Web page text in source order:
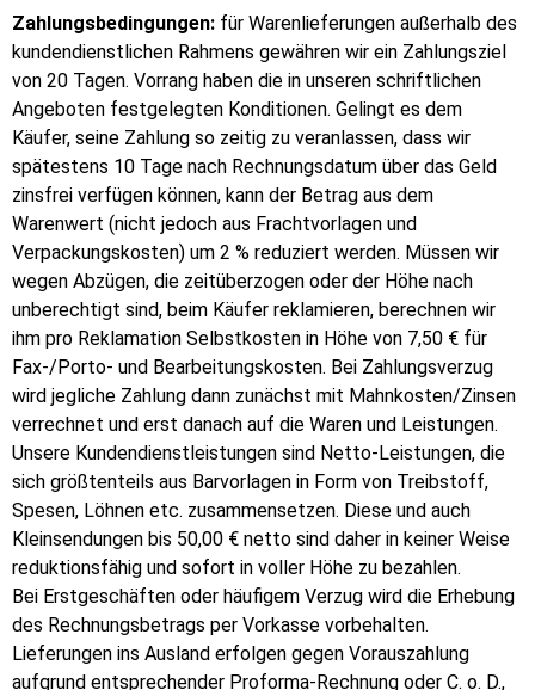
Zahlungsbedingungen: für Warenlieferungen außerhalb des
kundendienstlichen Rahmens gewähren wir ein Zahlungsziel
von 20 Tagen. Vorrang haben die in unseren schriftlichen
Angeboten festgelegten Konditionen. Gelingt es dem
Käufer, seine Zahlung so zeitig zu veranlassen, dass wir
spätestens 10 Tage nach Rechnungsdatum über das Geld
zinsfrei verfügen können, kann der Betrag aus dem
Warenwert (nicht jedoch aus Frachtvorlagen und
Verpackungskosten) um 2 % reduziert werden. Müssen wir
wegen Abzügen, die zeitüberzogen oder der Höhe nach
unberechtigt sind, beim Käufer reklamieren, berechnen wir
ihm pro Reklamation Selbstkosten in Höhe von 7,50 € für
Fax-/Porto- und Bearbeitungskosten. Bei Zahlungsverzug
wird jegliche Zahlung dann zunächst mit Mahnkosten/Zinsen
verrechnet und erst danach auf die Waren und Leistungen.
Unsere Kundendienstleistungen sind Netto-Leistungen, die
sich größtenteils aus Barvorlagen in Form von Treibstoff,
Spesen, Löhnen etc. zusammensetzen. Diese und auch
Kleinsendungen bis 50,00 € netto sind daher in keiner Weise
reduktionsfähig und sofort in voller Höhe zu bezahlen.
Bei Erstgeschäften oder häufigem Verzug wird die Erhebung
des Rechnungsbetrags per Vorkasse vorbehalten.
Lieferungen ins Ausland erfolgen gegen Vorauszahlung
aufgrund entsprechender Proforma-Rechnung oder C. o. D.,